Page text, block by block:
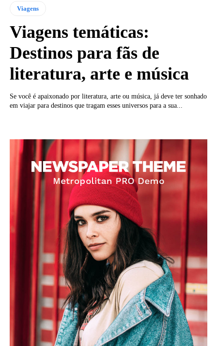
Viagens
Viagens temáticas:
Destinos para fãs de
literatura, arte e música
Se você é apaixonado por literatura, arte ou música, já deve ter sonhado
em viajar para destinos que tragam esses universos para a sua...